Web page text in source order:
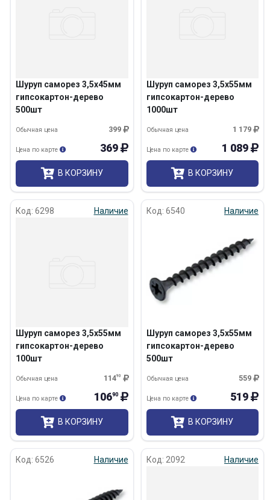
Шуруп саморез 3,5х45мм
гипсокартон-дерево
500шт
399
Обычная цена
369
Цена по карте
В КОРЗИНУ
Шуруп саморез 3,5х55мм
гипсокартон-дерево
1000шт
1 179
Обычная цена
1 089
Цена по карте
В КОРЗИНУ
Код: 6298 Наличие
Шуруп саморез 3,5х55мм
гипсокартон-дерево
100шт
11490
Обычная цена
10690
Цена по карте
В КОРЗИНУ
Код: 6540 Наличие
Шуруп саморез 3,5х55мм
гипсокартон-дерево
500шт
559
Обычная цена
519
Цена по карте
В КОРЗИНУ
Код: 6526 Наличие Код: 2092 Наличие